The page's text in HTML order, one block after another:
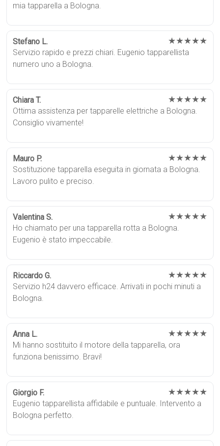
mia tapparella a Bologna.
Stefano L. ★★★★★
Servizio rapido e prezzi chiari. Eugenio tapparellista
numero uno a Bologna.
Chiara T. ★★★★★
Ottima assistenza per tapparelle elettriche a Bologna.
Consiglio vivamente!
Mauro P. ★★★★★
Sostituzione tapparella eseguita in giornata a Bologna.
Lavoro pulito e preciso.
Valentina S. ★★★★★
Ho chiamato per una tapparella rotta a Bologna.
Eugenio è stato impeccabile.
Riccardo G. ★★★★★
Servizio h24 davvero efficace. Arrivati in pochi minuti a
Bologna.
Anna L. ★★★★★
Mi hanno sostituito il motore della tapparella, ora
funziona benissimo. Bravi!
Giorgio F. ★★★★★
Eugenio tapparellista affidabile e puntuale. Intervento a
Bologna perfetto.